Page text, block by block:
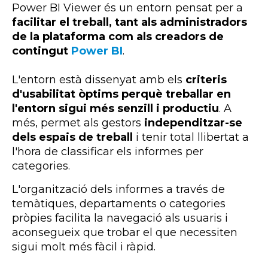
Power BI Viewer és un entorn pensat per a
facilitar el treball, tant als administradors
de la plataforma com als creadors de
contingut Power BI.
L'entorn està dissenyat amb els criteris
d'usabilitat òptims perquè treballar en
l'entorn sigui més senzill i productiu. A
més, permet als gestors independitzar-se
dels espais de treball
i tenir total llibertat a
l'hora de classificar els informes per
categories.
L'organització dels informes a través de
temàtiques, departaments o categories
pròpies facilita la navegació als usuaris i
aconsegueix que trobar el que necessiten
sigui molt més fàcil i ràpid.